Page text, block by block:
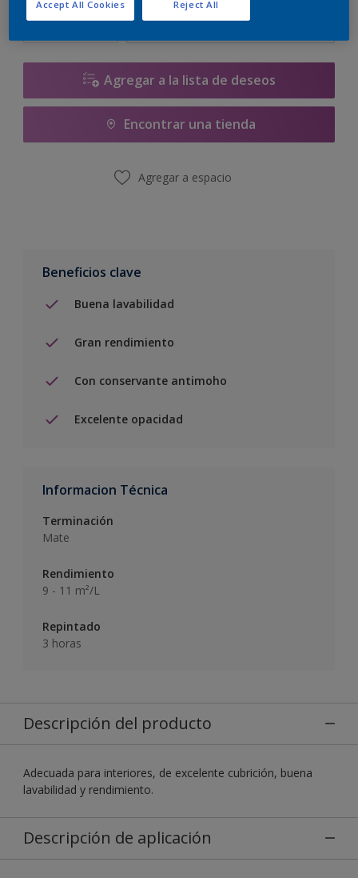
Calcular
Agregar a la lista de deseos
Encontrar una tienda
Agregar a espacio
Beneficios clave
Buena lavabilidad
Gran rendimiento
Con conservante antimoho
Excelente opacidad
Informacion Técnica
Terminación
Mate
Rendimiento
9 - 11 m²/L
Repintado
3 horas
Descripción del producto
Adecuada para interiores, de excelente cubrición, buena
lavabilidad y rendimiento.
Descripción de aplicación
Reject All
Accept All Cookies